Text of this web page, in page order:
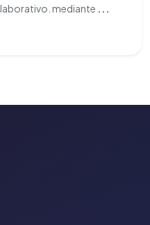
mediante ...